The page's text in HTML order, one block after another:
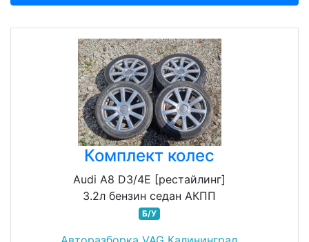
Комплект колес
Audi A8 D3/4E [рестайлинг]
3.2л бензин седан АКПП
Б/У